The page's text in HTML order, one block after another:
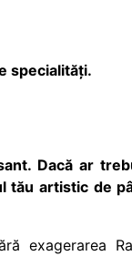
specialități.
Dacă ar
tău artistic de
exagerarea